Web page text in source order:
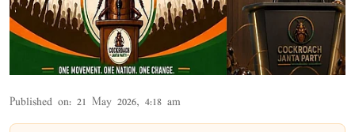
Published on: 21 May 2026, 4:18 am